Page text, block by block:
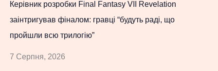
Керівник розробки Final Fantasy VII Revelation
заінтригував фіналом: гравці “будуть раді, що
пройшли всю трилогію”
7 Серпня, 2026